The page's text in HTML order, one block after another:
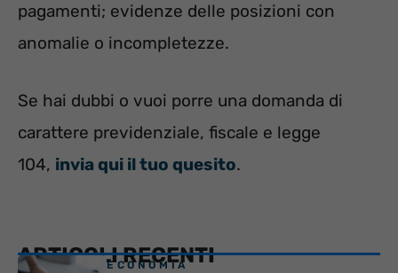
pagamenti; evidenze delle posizioni con
anomalie o incompletezze.
Se hai dubbi o vuoi porre una domanda di
carattere previdenziale, fiscale e legge
104, invia qui il tuo quesito.
ARTICOLI RECENTI
ECONOMIA